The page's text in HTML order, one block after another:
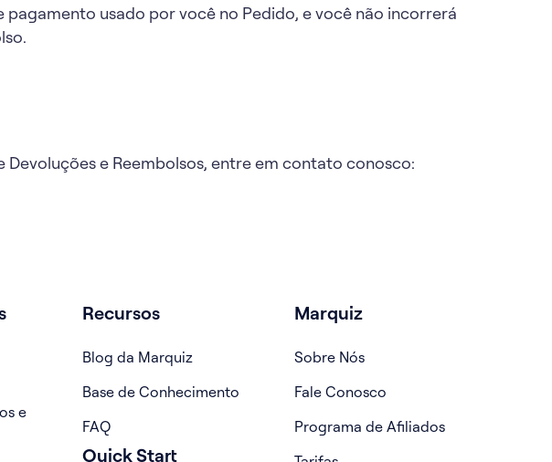
usado por você no Pedido, e você não incorrerá
e Reembolsos, entre em contato conosco:
e
Recursos
Blog da Marquiz
Base de Conhecimento
FAQ
Quick Start
Marquiz
Sobre Nós
Fale Conosco
Programa de Afiliados